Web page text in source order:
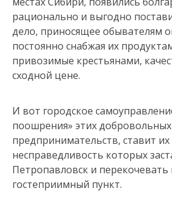
рационально и выгодно
дело, приносящее обывателям
постоянно снабжая их
привозимые крестьянами,
сходной цене.
И вот городское
поошрения» этих добровольных
предпринимательств, ставит
несправедливость которых
Петропавловск и перекочевать
гостеприимный пункт.